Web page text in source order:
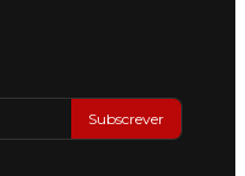
Subscrever